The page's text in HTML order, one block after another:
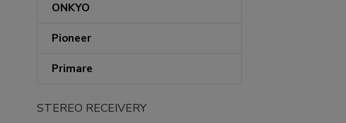
ONKYO
Pioneer
Primare
STEREO RECEIVERY